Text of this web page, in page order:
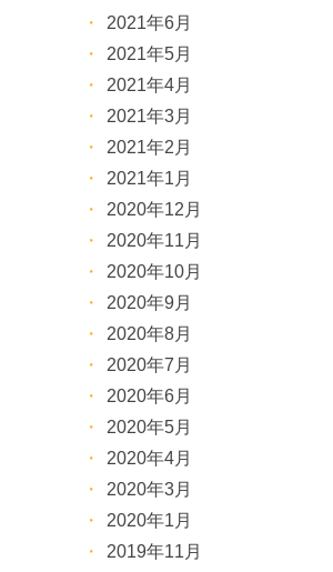
2021年6月
2021年5月
2021年4月
2021年3月
2021年2月
2021年1月
2020年12月
2020年11月
2020年10月
2020年9月
2020年8月
2020年7月
2020年6月
2020年5月
2020年4月
2020年3月
2020年1月
2019年11月